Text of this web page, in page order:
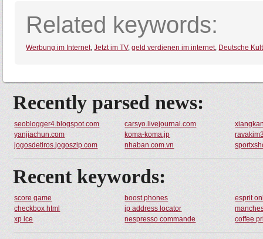
Related keywords:
Werbung im Internet,Jetzt im TV,geld verdienen im internet, Deutsche
Recently parsed news:
seoblogger4.blogspot.com carsyo.livejournal.com
yanjiachun.com
koma-koma.jp
jogosdetiros.jogoszip.com
nhaban.com.vn
Recent keywords:
score game boost phones
esprit
checkbox html
ip address locator
xp ice
nespresso commande coffee